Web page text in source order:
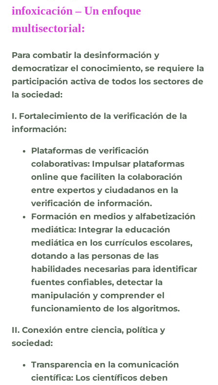
infoxicación – Un enfoque
multisectorial:
Para combatir la desinformación y
democratizar el conocimiento, se requiere la
participación activa de todos los sectores de
la sociedad:
I. Fortalecimiento de la verificación de la
información:
Plataformas de verificación
colaborativas: Impulsar plataformas
online que faciliten la colaboración
entre expertos y ciudadanos en la
verificación de información.
Formación en medios y alfabetización
mediática: Integrar la educación
mediática en los currículos escolares,
dotando a las personas de las
habilidades necesarias para identificar
fuentes confiables, detectar la
manipulación y comprender el
funcionamiento de los algoritmos.
II. Conexión entre ciencia, política y
sociedad:
Transparencia en la comunicación
científica: Los científicos deben